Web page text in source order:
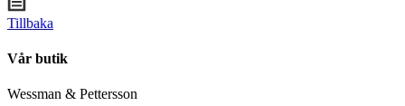
Tillbaka
Vår butik
Wessman & Pettersson